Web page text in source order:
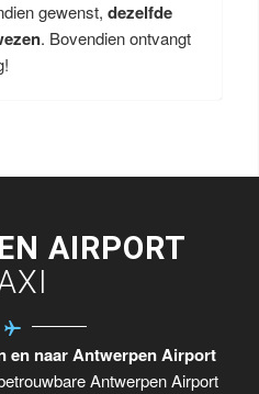
gewenst, dezelfde
. Bovendien ontvangt
AIRPORT
en naar Antwerpen Airport
Antwerpen Airport